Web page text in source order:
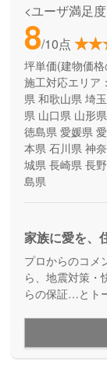
<ユーザ満足
8/10点
坪単価(建物価格
施工対応エリア：
県 和歌山県 埼
県 山口県 山形県
徳島県 愛媛県
本県 石川県 神
城県 長崎県 長
島県
家族に愛を、
プロからのコメ
ら、地震対策・
らの保証…とト
用できる間取
住まいをお求め
い方にもお勧め